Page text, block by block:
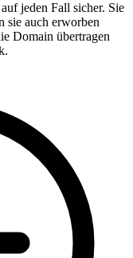
jeden Fall sicher. Sie
sie auch erworben
Domain übertragen